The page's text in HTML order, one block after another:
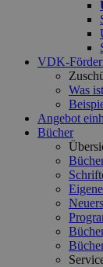
VDK-
Was
Angebot
Bücher